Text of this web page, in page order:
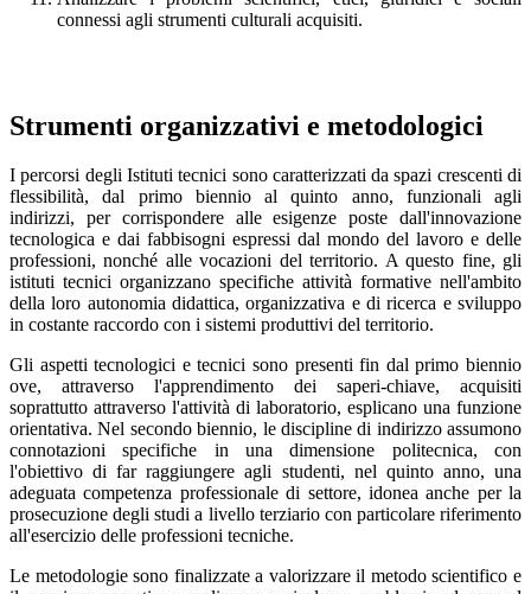
connessi agli strumenti culturali acquisiti.
Strumenti organizzativi e metodologici
I percorsi degli Istituti tecnici sono caratterizzati da spazi crescenti di
flessibilità, dal primo biennio al quinto anno, funzionali agli
indirizzi, per corrispondere alle esigenze poste dall'innovazione
tecnologica e dai fabbisogni espressi dal mondo del lavoro e delle
professioni, nonché alle vocazioni del territorio. A questo fine, gli
istituti tecnici organizzano specifiche attività formative nell'ambito
della loro autonomia didattica, organizzativa e di ricerca e sviluppo
in costante raccordo con i sistemi produttivi del territorio.
Gli aspetti tecnologici e tecnici sono presenti fin dal primo biennio
ove, attraverso l'apprendimento dei saperi-chiave, acquisiti
soprattutto attraverso l'attività di laboratorio, esplicano una funzione
orientativa. Nel secondo biennio, le discipline di indirizzo assumono
connotazioni specifiche in una dimensione politecnica, con
l'obiettivo di far raggiungere agli studenti, nel quinto anno, una
adeguata competenza professionale di settore, idonea anche per la
prosecuzione degli studi a livello terziario con particolare riferimento
all'esercizio delle professioni tecniche.
Le metodologie sono finalizzate a valorizzare il metodo scientifico e